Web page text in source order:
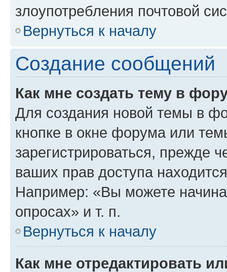
злоупотребления почтовой
Вернуться к началу
Создание сообщений
Как мне создать тему в
Для создания новой темы в
кнопке в окне форума или
зарегистрироваться, прежде
ваших прав доступа
Например: «Вы можете
опросах» и т. п.
Вернуться к началу
Как мне отредактировать